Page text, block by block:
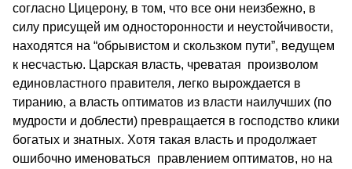
согласно Цицерону, в том, что все они неизбежно, в
силу присущей им односторонности и неустойчивости,
находятся на “обрывистом и скользком пути”, ведущем
к несчастью. Царская власть, чреватая произволом
единовластного правителя, легко вырождается в
тиранию, а власть оптиматов из власти наилучших (по
мудрости и доблести) превращается в господство клики
богатых и знатных. Хотя такая власть и продолжает
ошибочно именоваться правлением оптиматов, но на